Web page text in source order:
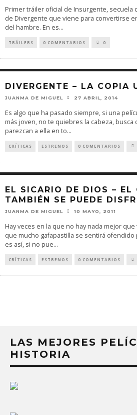
Primer tráiler oficial de Insurgente, secuela
de Divergente que viene para convertirse
del hambre. En es...
TRÁILERS 0 COMENTARIOS 0
DIVERGENTE – LA COPIA
JUANMA DE MIGUEL 27 ABRIL, 2014
Es algo que ha pasado siempre, si una
más joven, no te quiebres la cabeza,
parezcan a ella en to...
CRÍTICAS ESTRENOS 0 COMENTARIOS
EL SICARIO DE DIOS – EL
TAMBIÉN SE PUEDE
JUANMA DE MIGUEL 10 MAYO, 2011
Hay veces en la que no hay nada mejor
que mucho gafapastilla se sentirá
es así, si no pue...
CRÍTICAS ESTRENOS 0 COMENTARIOS
LAS MEJORES
HISTORIA